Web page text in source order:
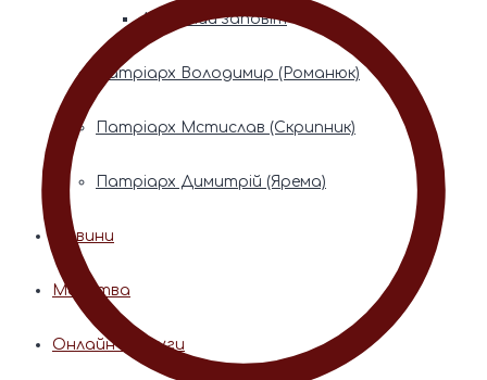
Духовний заповіт
Патріарх Володимир (Романюк)
Патріарх Мстислав (Скрипник)
Патріарх Димитрій (Ярема)
Новини
Молитва
Онлайн послуги